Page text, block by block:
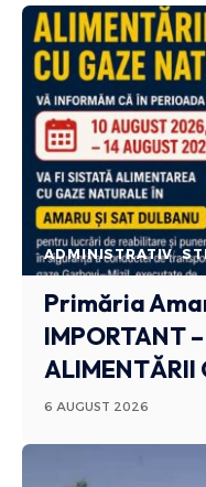
ADMINISTRATIV
Primăria
IMPORTANT
ALIMENTĂRII
6 AUGUST 2026